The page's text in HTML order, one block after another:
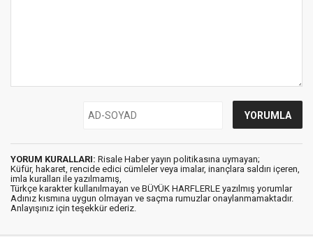
YORUM KURALLARI: Risale Haber yayın politikasına uymayan;
Küfür, hakaret, rencide edici cümleler veya imalar, inançlara saldırı içeren,
imla kuralları ile yazılmamış,
Türkçe karakter kullanılmayan ve BÜYÜK HARFLERLE yazılmış yorumlar
Adınız kısmına uygun olmayan ve saçma rumuzlar onaylanmamaktadır.
Anlayışınız için teşekkür ederiz.